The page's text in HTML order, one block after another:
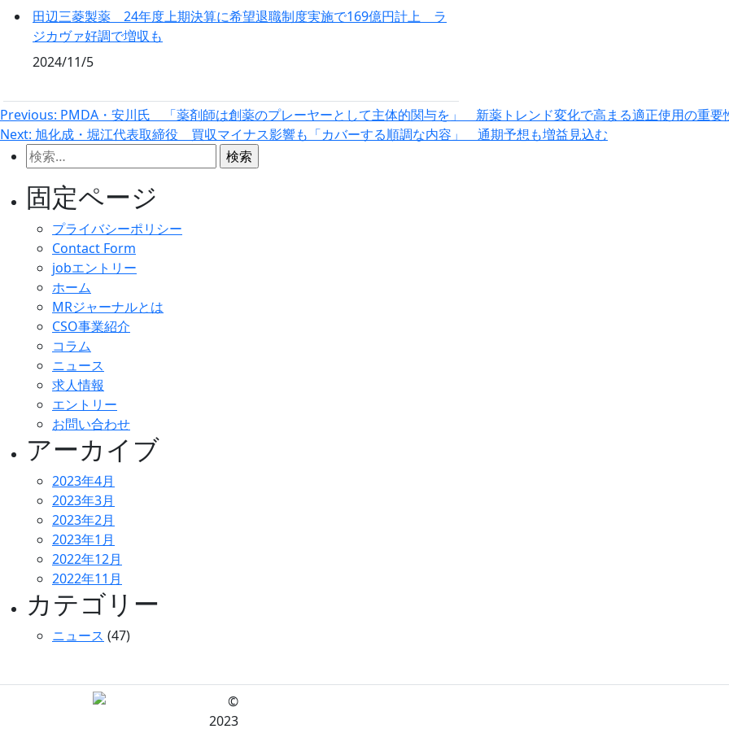
田辺三菱製薬 24年度上期決算に希望退職制度実施で169億円計上 ラ
ジカヴァ好調で増収も
2024/11/5
投
稿
ビ
Previous: PMDA・安川氏 「薬剤師は創薬のプレーヤーとして主体的関与を」 新薬トレンド変化で高まる適正使用の重要
Next: 旭化成・堀江代表取締役 買収マイナス影響も「カバーする順調な内容」 通期予想も増益見込む
検
索:
固定ページ
プライバシーポリシー
Contact Form
jobエントリー
ホーム
MRジャーナルとは
CSO事業紹介
コラム
ニュース
求人情報
エントリー
お問い合わせ
アーカイブ
2023年4月
2023年3月
2023年2月
2023年1月
2022年12月
2022年11月
カテゴリー
ニュース (47)
©
2023